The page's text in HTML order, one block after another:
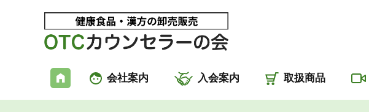
会社案内 入会案内 取扱商品